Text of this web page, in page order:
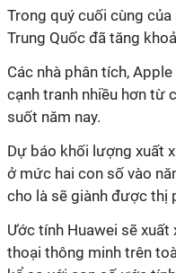
Trong quý cuối cùng
Trung Quốc đã tăng
Các nhà phân tích,
cạnh tranh nhiều hơn từ
suốt năm nay.
Dự báo khối lượng xuất
ở mức hai con số vào
cho là sẽ giành được thị
Ước tính Huawei sẽ
thoại thông minh trên